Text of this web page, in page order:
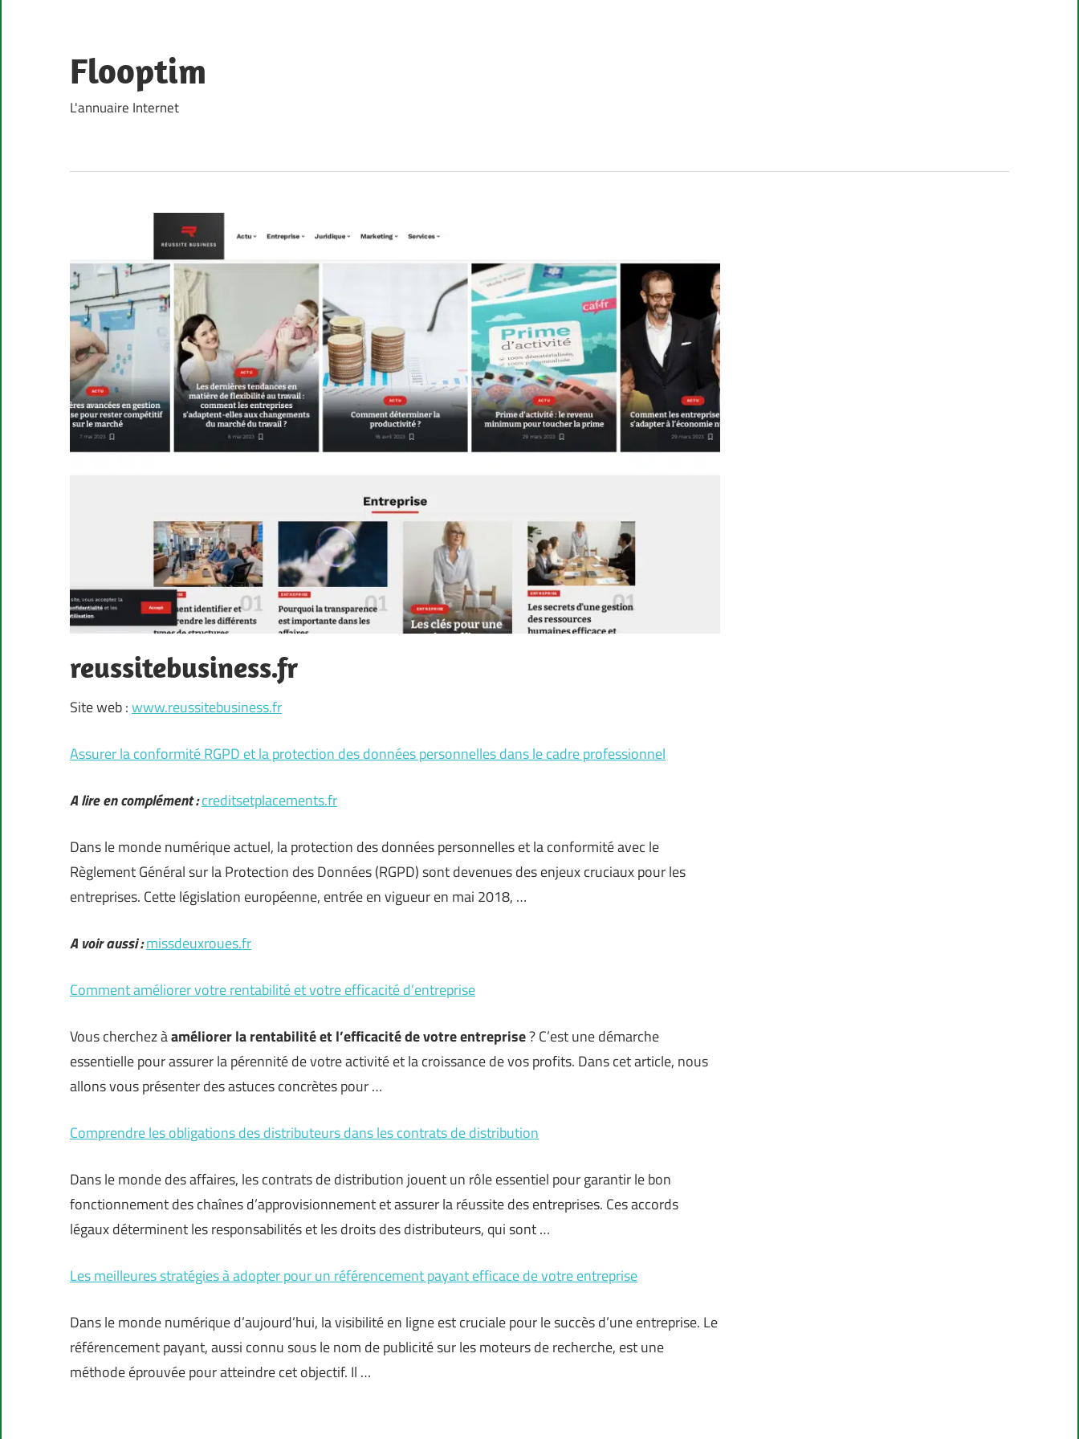
content
Flooptim
L'annuaire Internet
reussitebusiness.fr
Site web :www.reussitebusiness.fr
Assurer la conformité RGPD et la protection des données personnelles dans le cadre professionnel
A lire en complément :creditsetplacements.fr
Dans le monde numérique actuel, la protection des données personnelles et la conformité avec le
Règlement Général sur la Protection des Données (RGPD) sont devenues des enjeux cruciaux pour les
entreprises. Cette législation européenne, entrée en vigueur en mai 2018, …
A voir aussi :missdeuxroues.fr
Comment améliorer votre rentabilité et votre efficacité d’entreprise
Vous cherchez àaméliorer la rentabilité et l’efficacité de votre entreprise? C’est une démarche
essentielle pour assurer la pérennité de votre activité et la croissance de vos profits. Dans cet article, nous
allons vous présenter des astuces concrètes pour …
Comprendre les obligations des distributeurs dans les contrats de distribution
Dans le monde des affaires, les contrats de distribution jouent un rôle essentiel pour garantir le bon
fonctionnement des chaînes d’approvisionnement et assurer la réussite des entreprises. Ces accords
légaux déterminent les responsabilités et les droits des distributeurs, qui sont …
Les meilleures stratégies à adopter pour un référencement payant efficace de votre entreprise
Dans le monde numérique d’aujourd’hui, la visibilité en ligne est cruciale pour le succès d’une entreprise. Le
référencement payant, aussi connu sous le nom de publicité sur les moteurs de recherche, est une
méthode éprouvée pour atteindre cet objectif. Il …